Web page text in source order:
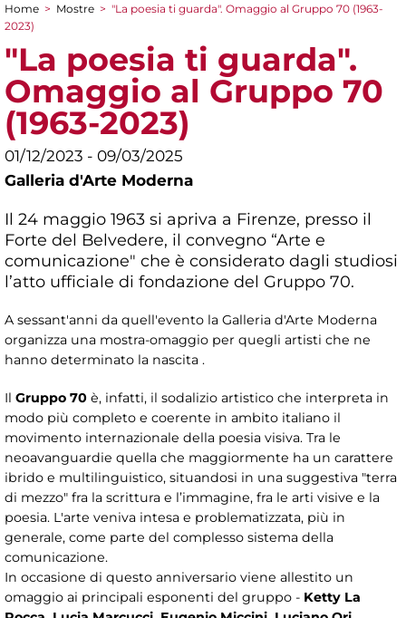
Tu sei qui
Home > Mostre > "La poesia ti guarda". Omaggio al Gruppo 70 (1963-
2023)
"La poesia ti guarda".
Omaggio al Gruppo 70
(1963-2023)
01/12/2023 - 09/03/2025
Galleria d'Arte Moderna
Il 24 maggio 1963 si apriva a Firenze, presso il
Forte del Belvedere, il convegno “Arte e
comunicazione" che è considerato dagli studiosi
l’atto ufficiale di fondazione del Gruppo 70.
A sessant'anni da quell'evento la Galleria d'Arte Moderna
organizza una mostra-omaggio per quegli artisti che ne
hanno determinato la nascita .
Il Gruppo 70 è, infatti, il sodalizio artistico che interpreta in
modo più completo e coerente in ambito italiano il
movimento internazionale della poesia visiva. Tra le
neoavanguardie quella che maggiormente ha un carattere
ibrido e multilinguistico, situandosi in una suggestiva "terra
di mezzo" fra la scrittura e l’immagine, fra le arti visive e la
poesia. L'arte veniva intesa e problematizzata, più in
generale, come parte del complesso sistema della
comunicazione.
In occasione di questo anniversario viene allestito un
omaggio ai principali esponenti del gruppo - Ketty La